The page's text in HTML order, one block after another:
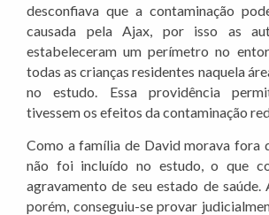
desconfiava que a contaminação
causada pela Ajax, por isso as
estabeleceram um perímetro no
todas as crianças residentes naquela
no estudo. Essa providência
tivessem os efeitos da contaminação
Como a família de David morava fora
não foi incluído no estudo, o que
agravamento de seu estado de saúde.
porém, conseguiu-se provar